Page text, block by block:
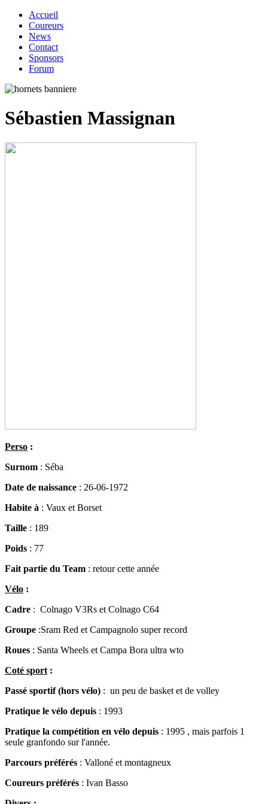
Accueil
Coureurs
News
Contact
Sponsors
Forum
Sébastien Massignan
Perso :
Surnom : Séba
Date de naissance : 26-06-1972
Habite à : Vaux et Borset
Taille : 189
Poids : 77
Fait partie du Team : retour cette année
Vélo :
Cadre : Colnago V3Rs et Colnago C64
Groupe :Sram Red et Campagnolo super record
Roues : Santa Wheels et Campa Bora ultra wto
Coté sport :
Passé sportif (hors vélo) : un peu de basket et de volley
Pratique le vélo depuis : 1993
Pratique la compétition en vélo depuis : 1995 , mais parfois 1
seule granfondo sur l'année.
Parcours préférés : Valloné et montagneux
Coureurs préférés : Ivan Basso